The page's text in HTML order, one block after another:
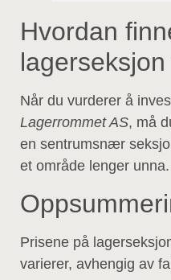
Hvordan
Når du vurderer å
Lagerrommet AS, må
en sentrumsnær
et område lenger unna.
Prisene på
varierer, avhengig av